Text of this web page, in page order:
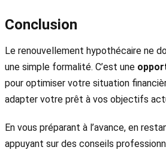
Conclusion
Le renouvellement hypothécaire ne
une simple formalité. C’est une
pour optimiser votre situation
adapter votre prêt à vos objectifs
En vous préparant à l’avance, en
appuyant sur des conseils